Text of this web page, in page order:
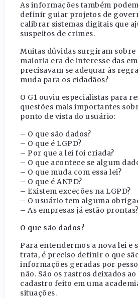
As informações também
definir guiar projetos de
calibrar sistemas digitais que
suspeitos de crimes.
Muitas dúvidas surgiram sobre
maioria era de interesse das
precisavam se adequar às
muda para os cidadãos?
O G1 ouviu especialistas para
questões mais importantes
ponto de vista do usuário:
– O que são dados?
– O que é LGPD?
– Por que a lei foi criada?
– O que acontece se algum
– O que muda com essa lei?
– O que é ANPD?
– Existem exceções na LGPD?
– O usuário tem alguma
– As empresas já estão prontas?
O que são dados?
Para entendermos a nova lei e
trata, é preciso definir o que
informações geradas por
não. São os rastros deixados
cadastro feito em uma
situações.